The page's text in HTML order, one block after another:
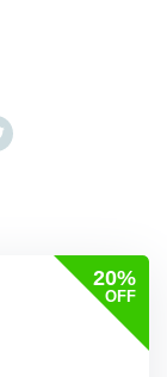
20%
OFF